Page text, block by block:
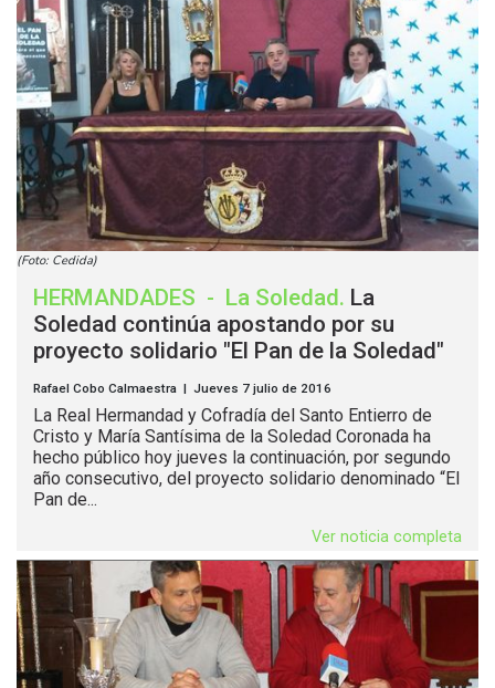
(Foto: Cedida)
HERMANDADES - La Soledad. La
Soledad continúa apostando por su
proyecto solidario "El Pan de la Soledad"
Rafael Cobo Calmaestra | Jueves 7 julio de 2016
La Real Hermandad y Cofradía del Santo Entierro de
Cristo y María Santísima de la Soledad Coronada ha
hecho público hoy jueves la continuación, por segundo
año consecutivo, del proyecto solidario denominado “El
Pan de...
Ver noticia completa